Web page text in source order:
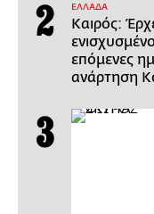
ΕΛΛΑΔΑ
Καιρός:
επόμενες
ανάρτηση